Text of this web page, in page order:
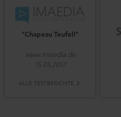
"Chapeau Teufel!"
www.imaedia.de
15.05.2017
ALLE TESTBERICHTE
5